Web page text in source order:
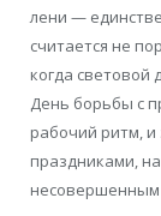
лени —
считается не
когда световой
День борьбы с
рабочий ритм,
праздниками,